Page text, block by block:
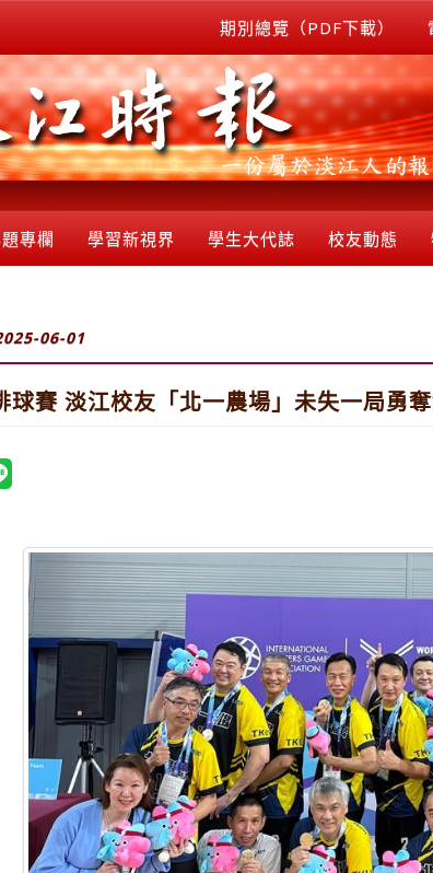
期別總覽（PDF下載）
專欄 學習新視界 學生大代誌 校友動態
06-01
球賽 淡江校友「北一農場」未失一局勇